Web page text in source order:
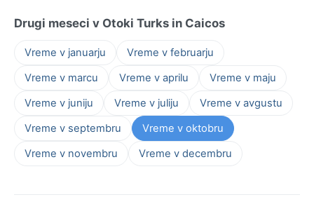
Drugi meseci v Otoki Turks in Caicos
Vreme v januarju
Vreme v februarju
Vreme v marcu
Vreme v aprilu
Vreme v maju
Vreme v juniju
Vreme v juliju
Vreme v avgustu
Vreme v septembru
Vreme v oktobru
Vreme v novembru
Vreme v decembru